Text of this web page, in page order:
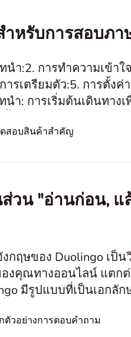
ำหรับการสอบภ
นำ:2. การทำความเข้า
รเตรียมตัว:5. การตั้ง
ำ: การเริ่มต้นเดินทาง
สอบสินค้าสำคัญ
ส่วน "อ่านก่อน,
กฤษของ Duolingo เป็
งคุณทางออนไลน์ แตก
มีรูปแบบที่เป็นเอก
ตัวอย่างการตอบคำถาม